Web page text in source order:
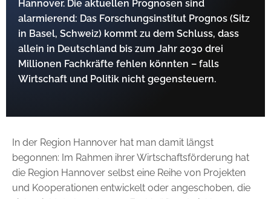
Hannover. Die aktuellen Prognosen sind
alarmierend: Das Forschungsinstitut Prognos (Sitz
in Basel, Schweiz) kommt zu dem Schluss, dass
allein in Deutschland bis zum Jahr 2030 drei
Millionen Fachkräfte fehlen könnten – falls
Wirtschaft und Politik nicht gegensteuern.
In der Region Hannover hat man damit längst
begonnen: Im Rahmen ihrer Wirtschaftsförderung hat
die Region Hannover selbst eine Reihe von Projekten
und Kooperationen entwickelt oder angeschoben, die